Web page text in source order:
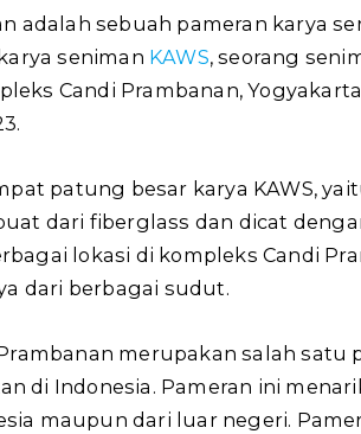
adalah sebuah pameran karya
seniman KAWS, seorang
Candi Prambanan,
patung besar karya KAWS,
dari fiberglass dan dicat
lokasi di kompleks Candi
dari berbagai sudut.
Prambanan merupakan salah
di Indonesia. Pameran ini
maupun dari luar negeri.